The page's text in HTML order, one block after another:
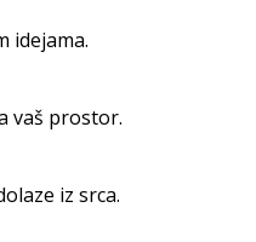
idejama.
vaš prostor.
iz srca.